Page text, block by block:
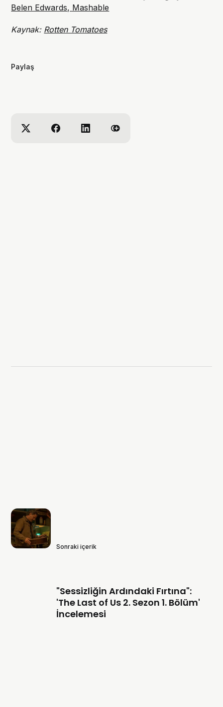
Belen Edwards, Mashable
Kaynak: Rotten Tomatoes
Paylaş
Sonraki içerik
"Sessizliğin Ardındaki Fırtına":
'The Last of Us 2. Sezon 1. Bölüm'
İncelemesi